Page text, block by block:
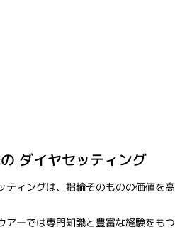
ダイヤセッティング
ティングは、指輪そのものの価値を高
アーでは専門知識と豊富な経験をもつ